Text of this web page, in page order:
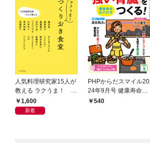
人気料理研究家15人が
教える ラクうま！ つ
くりおき食堂
1,600
新着
PHPからだスマイル20
24年9月号 健康寿命を
のばす 「強い腎臓」を
540